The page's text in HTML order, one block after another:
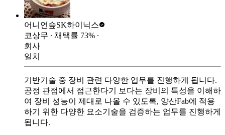
어니언슾SK하이닉스
코상무 ∙ 채택률 73% ∙
회사
일치
기반기술 중 장비 관련 다양한 업무를 진행하게 됩니다.
공정 관점에서 접근한다기 보다는 장비의 특성을 이해하
여 장비 성능이 제대로 나올 수 있도록, 양산Fab에 적용
하기 위한 다양한 요소기술을 검증하는 업무를 진행하게
됩니다.